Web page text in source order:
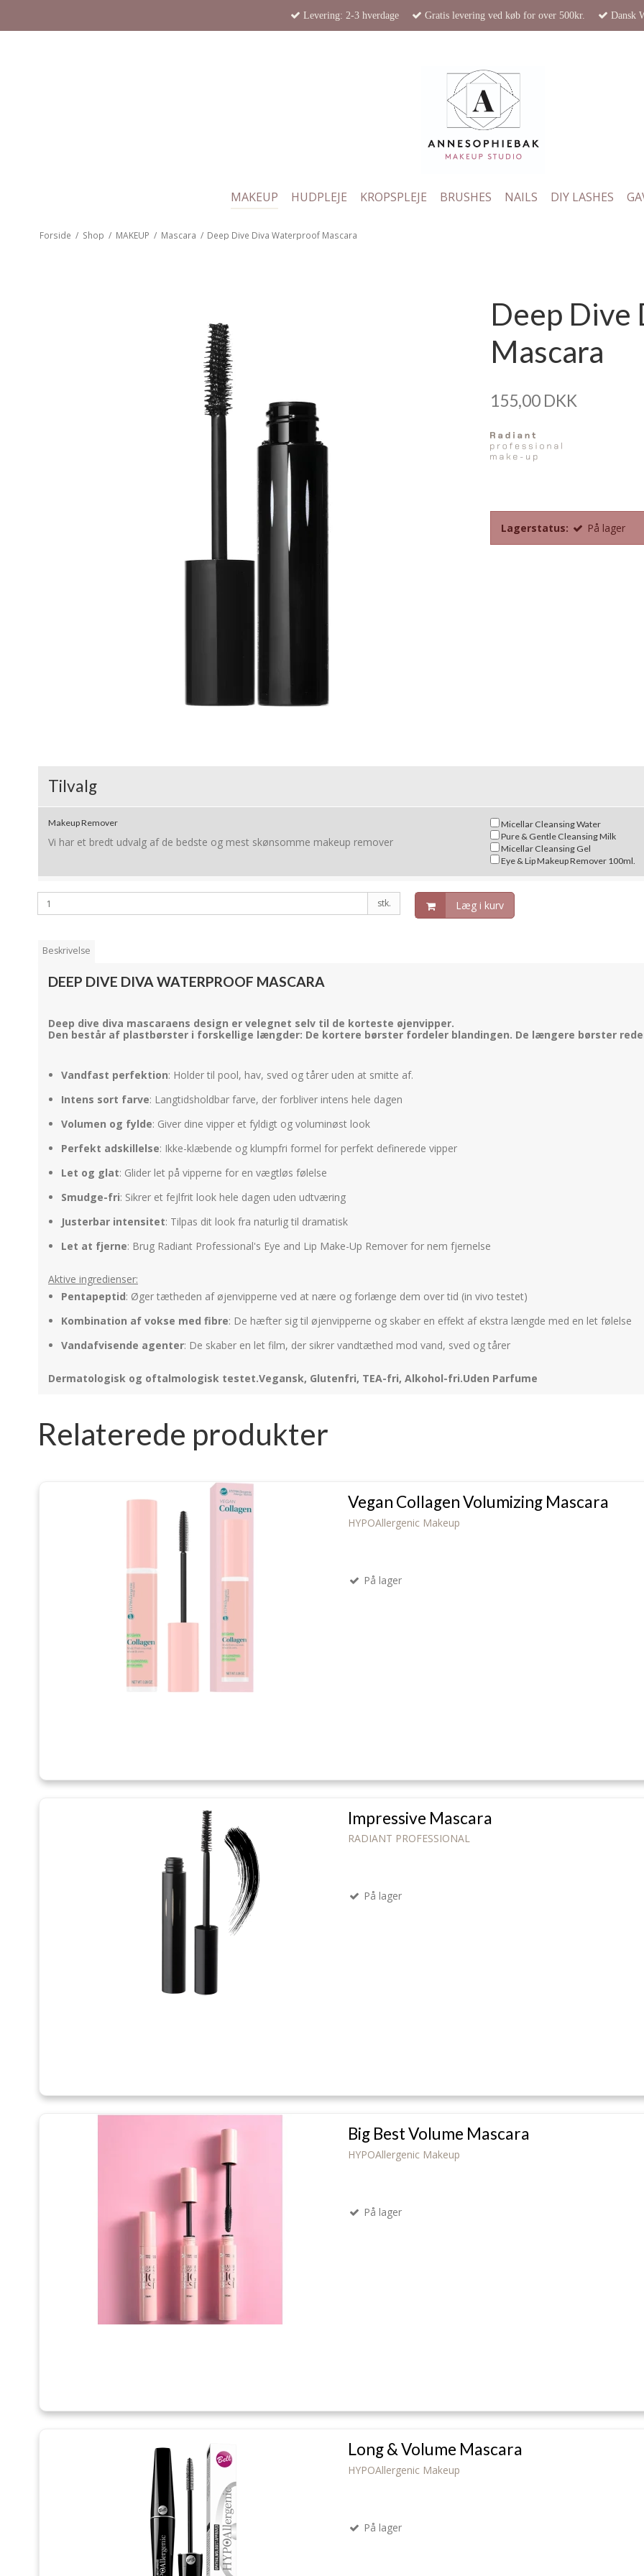
Levering: 2-3 hverdage Gratis levering ved køb for over 500kr. Dansk
MAKEUP HUDPLEJE KROPSPLEJE BRUSHES NAILS DIY LASHES
Forside / Shop / MAKEUP / Mascara / Deep Dive Diva Waterproof Mascara
Deep
Mascara
155,00 DKK
Lagerstatus: På lager
Tilvalg
Makeup Remover
Vi har et bredt udvalg af de bedste og mest skønsomme makeup remover
Micellar Cleansing Water
Pure & Gentle Cleansing Milk
Micellar Cleansing Gel
Eye & Lip Makeup Remover 100ml.
stk. Læg i kurv
Beskrivelse
DEEP DIVE DIVA WATERPROOF MASCARA
Deep dive diva mascaraens design er velegnet selv til de korteste øjenvipper.
Den består af plastbørster i forskellige længder: De kortere børster fordeler blandingen. De længere børster
Vandfast perfektion: Holder til pool, hav, sved og tårer uden at smitte af.
Intens sort farve: Langtidsholdbar farve, der forbliver intens hele dagen
Volumen og fylde: Giver dine vipper et fyldigt og voluminøst look
Perfekt adskillelse: Ikke-klæbende og klumpfri formel for perfekt definerede vipper
Let og glat: Glider let på vipperne for en vægtløs følelse
Smudge-fri: Sikrer et fejlfrit look hele dagen uden udtværing
Justerbar intensitet: Tilpas dit look fra naturlig til dramatisk
Let at fjerne: Brug Radiant Professional's Eye and Lip Make-Up Remover for nem fjernelse
Aktive ingredienser:
Pentapeptid: Øger tætheden af øjenvipperne ved at nære og forlænge dem over tid (in vivo testet)
Kombination af vokse med fibre: De hæfter sig til øjenvipperne og skaber en effekt af ekstra længde med en let følelse
Vandafvisende agenter: De skaber en let film, der sikrer vandtæthed mod vand, sved og tårer
Dermatologisk og oftalmologisk testet.Vegansk, Glutenfri, TEA-fri, Alkohol-fri.Uden Parfume
Relaterede produkter
Vegan Collagen Volumizing Mascara
HYPOAllergenic Makeup
På lager
Impressive Mascara
RADIANT PROFESSIONAL
På lager
Big Best Volume Mascara
HYPOAllergenic Makeup
På lager
Long & Volume Mascara
HYPOAllergenic Makeup
På lager